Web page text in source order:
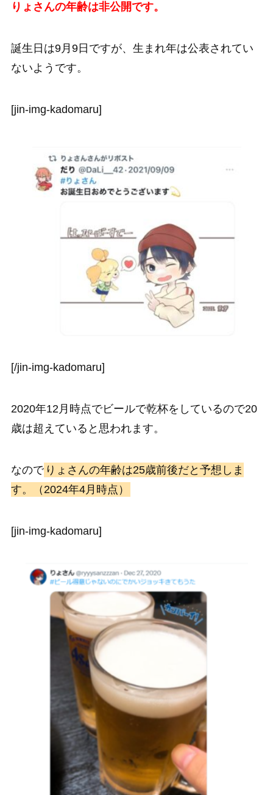
りょさんの年齢は非公開です。
誕生日は9月9日ですが、生まれ年は公表されてい
ないようです。
[jin-img-kadomaru]
[/jin-img-kadomaru]
2020年12月時点でビールで乾杯をしているので20
歳は超えていると思われます。
なので りょさんの年齢は25歳前後だと予想しま
す。（2024年4月時点）
[jin-img-kadomaru]